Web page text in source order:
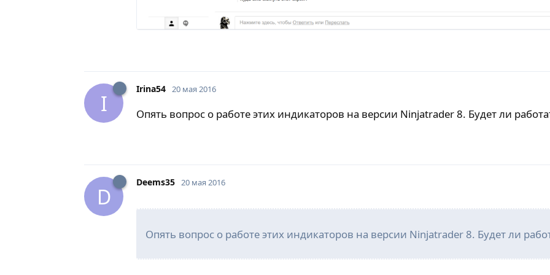
I
Irina54 20 мая 2016
Опять вопрос о работе этих индикаторов на версии Ninjatrader 8. Будет ли
D
Deems35 20 мая 2016
Опять вопрос о работе этих индикаторов на версии Ninjatrader 8. Будет ли